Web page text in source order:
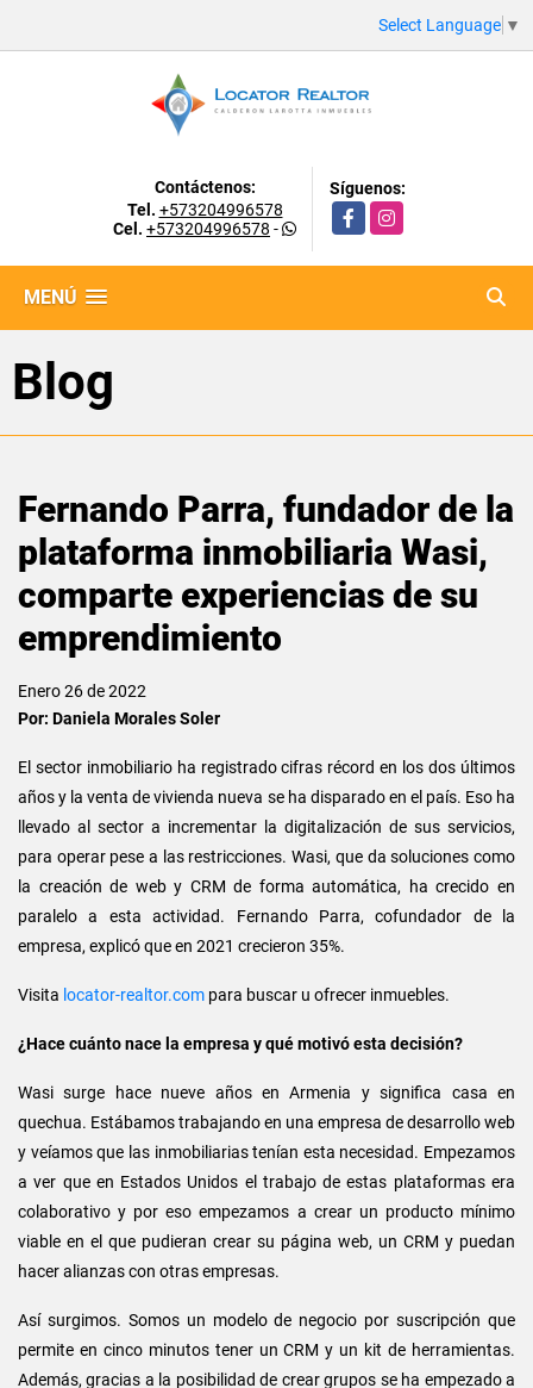
Select Language ▼
Contáctenos:
Tel. +573204996578
Cel. +573204996578 -
Síguenos:
FacebookInstagram
MENÚ
Blog
Fernando Parra, fundador de la
plataforma inmobiliaria Wasi,
comparte experiencias de su
emprendimiento
Enero 26 de 2022
Por: Daniela Morales Soler
El sector inmobiliario ha registrado cifras récord en los dos últimos
años y la venta de vivienda nueva se ha disparado en el país. Eso ha
llevado al sector a incrementar la digitalización de sus servicios,
para operar pese a las restricciones. Wasi, que da soluciones como
la creación de web y CRM de forma automática, ha crecido en
paralelo a esta actividad. Fernando Parra, cofundador de la
empresa, explicó que en 2021 crecieron 35%.
Visita locator-realtor.com para buscar u ofrecer inmuebles.
¿Hace cuánto nace la empresa y qué motivó esta decisión?
Wasi surge hace nueve años en Armenia y significa casa en
quechua. Estábamos trabajando en una empresa de desarrollo web
y veíamos que las inmobiliarias tenían esta necesidad. Empezamos
a ver que en Estados Unidos el trabajo de estas plataformas era
colaborativo y por eso empezamos a crear un producto mínimo
viable en el que pudieran crear su página web, un CRM y puedan
hacer alianzas con otras empresas.
Así surgimos. Somos un modelo de negocio por suscripción que
permite en cinco minutos tener un CRM y un kit de herramientas.
Además, gracias a la posibilidad de crear grupos se ha empezado a